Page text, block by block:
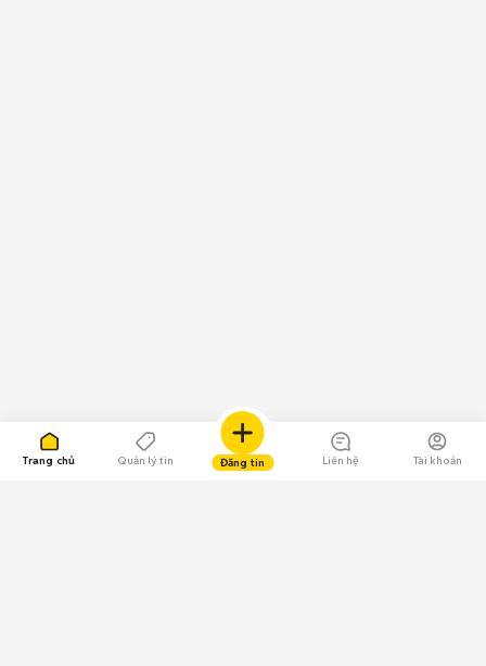
Trang chủ Quản lý tin Đăng tin Liên hệ Tài khoản